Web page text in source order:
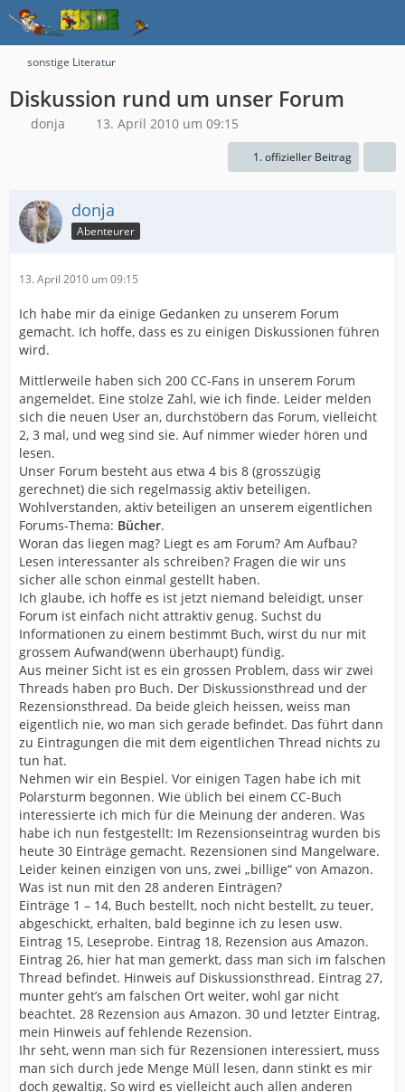
sonstige Literatur
Diskussion rund um unser Forum
donja 13. April 2010 um 09:15
1. offizieller Beitrag
donja
Abenteurer
13. April 2010 um 09:15
Ich habe mir da einige Gedanken zu unserem Forum
gemacht. Ich hoffe, dass es zu einigen Diskussionen führen
wird.
Mittlerweile haben sich 200 CC-Fans in unserem Forum
angemeldet. Eine stolze Zahl, wie ich finde. Leider melden
sich die neuen User an, durchstöbern das Forum, vielleicht
2, 3 mal, und weg sind sie. Auf nimmer wieder hören und
lesen.
Unser Forum besteht aus etwa 4 bis 8 (grosszügig
gerechnet) die sich regelmassig aktiv beteiligen.
Wohlverstanden, aktiv beteiligen an unserem eigentlichen
Forums-Thema: Bücher.
Woran das liegen mag? Liegt es am Forum? Am Aufbau?
Lesen interessanter als schreiben? Fragen die wir uns
sicher alle schon einmal gestellt haben.
Ich glaube, ich hoffe es ist jetzt niemand beleidigt, unser
Forum ist einfach nicht attraktiv genug. Suchst du
Informationen zu einem bestimmt Buch, wirst du nur mit
grossem Aufwand(wenn überhaupt) fündig.
Aus meiner Sicht ist es ein grossen Problem, dass wir zwei
Threads haben pro Buch. Der Diskussionsthread und der
Rezensionsthread. Da beide gleich heissen, weiss man
eigentlich nie, wo man sich gerade befindet. Das führt dann
zu Eintragungen die mit dem eigentlichen Thread nichts zu
tun hat.
Nehmen wir ein Bespiel. Vor einigen Tagen habe ich mit
Polarsturm begonnen. Wie üblich bei einem CC-Buch
interessierte ich mich für die Meinung der anderen. Was
habe ich nun festgestellt: Im Rezensionseintrag wurden bis
heute 30 Einträge gemacht. Rezensionen sind Mangelware.
Leider keinen einzigen von uns, zwei „billige“ von Amazon.
Was ist nun mit den 28 anderen Einträgen?
Einträge 1 – 14, Buch bestellt, noch nicht bestellt, zu teuer,
abgeschickt, erhalten, bald beginne ich zu lesen usw.
Eintrag 15, Leseprobe. Eintrag 18, Rezension aus Amazon.
Eintrag 26, hier hat man gemerkt, dass man sich im falschen
Thread befindet. Hinweis auf Diskussionsthread. Eintrag 27,
munter geht’s am falschen Ort weiter, wohl gar nicht
beachtet. 28 Rezension aus Amazon. 30 und letzter Eintrag,
mein Hinweis auf fehlende Rezension.
Ihr seht, wenn man sich für Rezensionen interessiert, muss
man sich durch jede Menge Müll lesen, dann stinkt es mir
doch gewaltig. So wird es vielleicht auch allen anderen